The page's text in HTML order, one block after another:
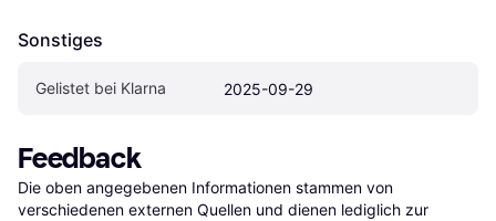
Sonstiges
Gelistet bei Klarna 2025-09-29
Feedback
Die oben angegebenen Informationen stammen von
verschiedenen externen Quellen und dienen lediglich zur